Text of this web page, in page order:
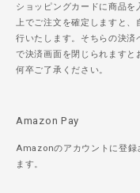
ショッピングカードに商品
上でご注文を確定しますと
行いたします。そちらの決済
で決済画面を閉じられますと
何卒ご了承ください。
Amazon Pay
Amazonのアカウントに登録
ます。